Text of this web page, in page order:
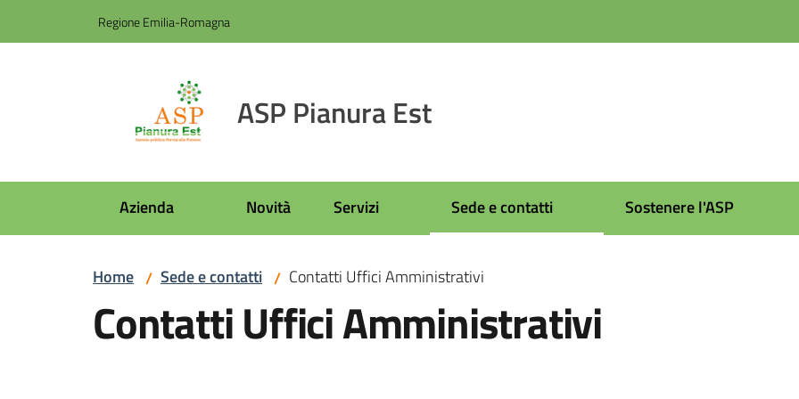
Regione Emilia-Romagna
ASP Pianura Est
Azienda Novità Servizi Sede e contatti Sostenere l'ASP
Home / Sede e contatti / Contatti Uffici Amministrativi
Contatti Uffici Amministrativi